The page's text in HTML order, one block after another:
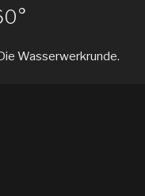
Wasserwerkrunde.